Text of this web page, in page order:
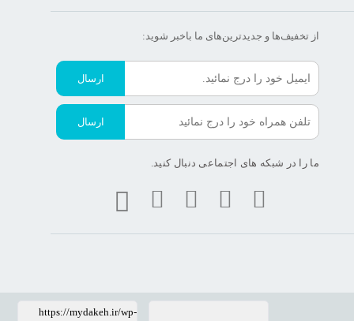
از تخفیف‌ها و جدیدترین‌های ما‌ باخبر شوید:
ارسال
ارسال
ما را در شبکه های اجتماعی دنبال کنید.
https://mydakeh.ir/wp-